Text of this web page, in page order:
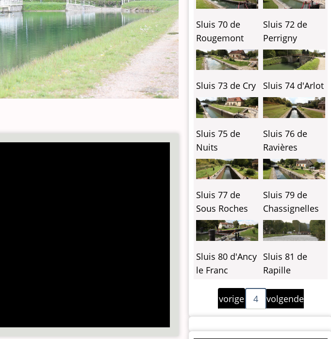
Sluis 70 de
Rougemont
Sluis 72 de
Perrigny
Sluis 73 de Cry Sluis 74 d'Arlot
Sluis 75 de
Nuits
Sluis 76 de
Ravières
Sluis 77 de
Sous Roches
Sluis 79 de
Chassignelles
Sluis 80 d'Ancy
le Franc
Sluis 81 de
Rapille
Paginering
Vorige
pagina
vorige 4
Volgende
pagina
volgende